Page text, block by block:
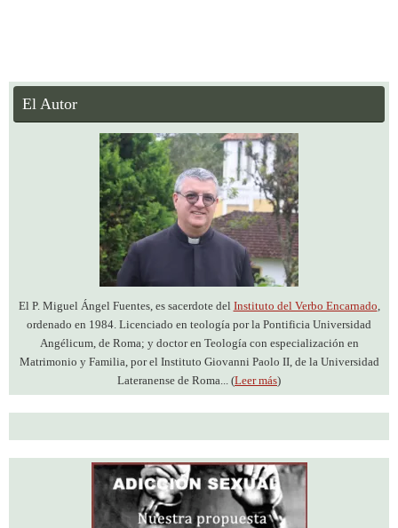
El Autor
El P. Miguel Ángel Fuentes, es sacerdote del Instituto del Verbo Encarnado,
ordenado en 1984. Licenciado en teología por la Pontificia Universidad
Angélicum, de Roma; y doctor en Teología con especialización en
Matrimonio y Familia, por el Instituto Giovanni Paolo II, de la Universidad
Lateranense de Roma... (Leer más)